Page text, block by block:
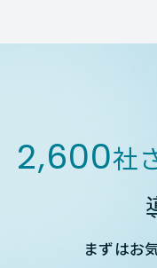
2,600社
まずはお